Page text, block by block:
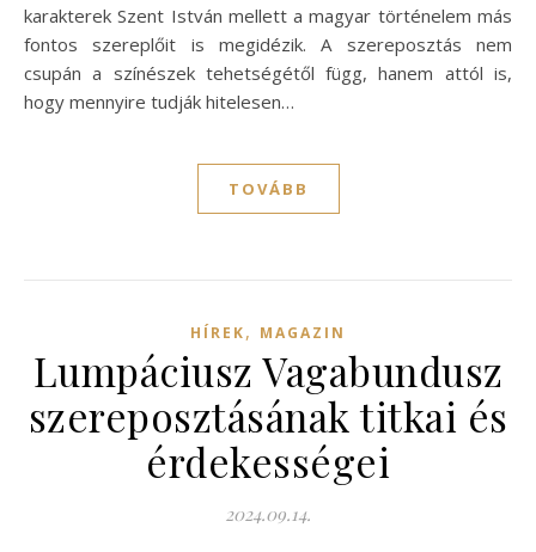
karakterek Szent István mellett a magyar történelem más
fontos szereplőit is megidézik. A szereposztás nem
csupán a színészek tehetségétől függ, hanem attól is,
hogy mennyire tudják hitelesen…
TOVÁBB
HÍREK, MAGAZIN
Lumpáciusz Vagabundusz
szereposztásának titkai és
érdekességei
2024.09.14.